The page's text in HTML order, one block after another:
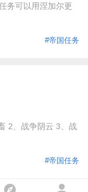
务可以用涅加尔更
#帝国任务
2、战争阴云 3、战
#帝国任务